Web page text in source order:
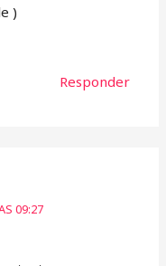
)
Responder
09:27